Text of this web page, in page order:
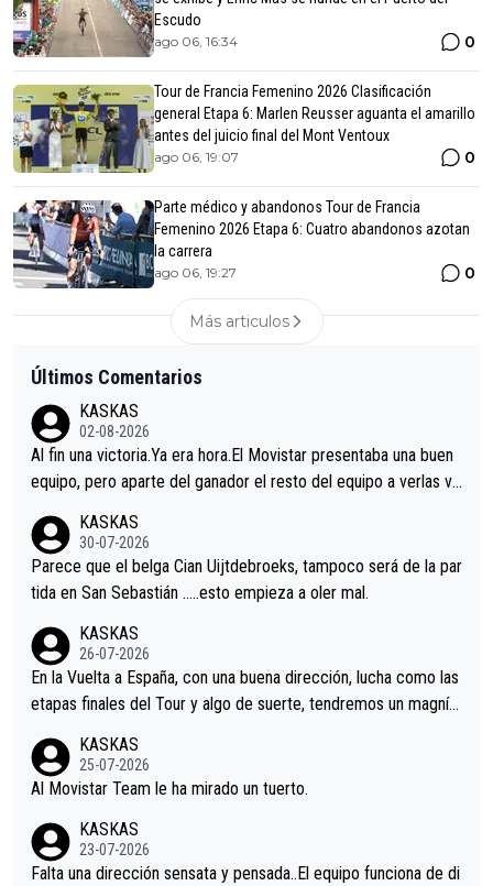
Escudo
ago 06, 16:34 0
Tour de Francia Femenino 2026 Clasificación
general Etapa 6: Marlen Reusser aguanta el amarillo
antes del juicio final del Mont Ventoux
ago 06, 19:07 0
Parte médico y abandonos Tour de Francia
Femenino 2026 Etapa 6: Cuatro abandonos azotan
la carrera
ago 06, 19:27 0
Más articulos
Últimos Comentarios
KASKAS
02-08-2026
Al fin una victoria.Ya era hora.El Movistar presentaba una buen
equipo, pero aparte del ganador el resto del equipo a verlas ve
s.La única buena noticia es la mejoría de Enric Más en San Seb
astian.Si en la Vuelta a Burgos sigue la mejoría, podríamos ten
er alguna sorpresa en la Vuelta.Ojalá.
KASKAS
30-07-2026
Parece que el belga Cian Uijtdebroeks, tampoco será de la par
tida en San Sebastián …..esto empieza a oler mal.
KASKAS
26-07-2026
En la Vuelta a España, con una buena dirección, lucha como las
etapas finales del Tour y algo de suerte, tendremos un magnífi
KASKAS
25-07-2026
Al Movistar Team le ha mirado un tuerto.
KASKAS
23-07-2026
Falta una dirección sensata y pensada..El equipo funciona de di